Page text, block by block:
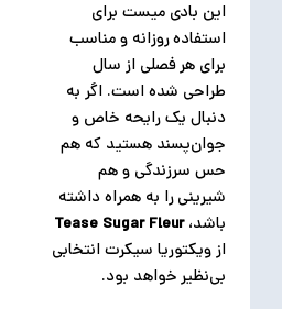
این بادی میست برای
استفاده روزانه و مناسب
برای هر فصلی از سال
طراحی شده است. اگر به
دنبال یک رایحه خاص و
جوان‌پسند هستید که هم
حس سرزندگی و هم
شیرینی را به همراه داشته
باشد،Tease Sugar Fleur
از ویکتوریا سیکرت انتخابی
بی‌نظیر خواهد بود.